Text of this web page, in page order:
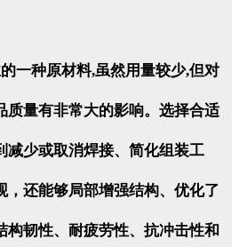
一种原材料,虽然用量较少,但对
质量有非常大的影响。选择合适
减少或取消焊接、简化组装工
，还能够局部增强结构、优化了
构韧性、耐疲劳性、抗冲击性和